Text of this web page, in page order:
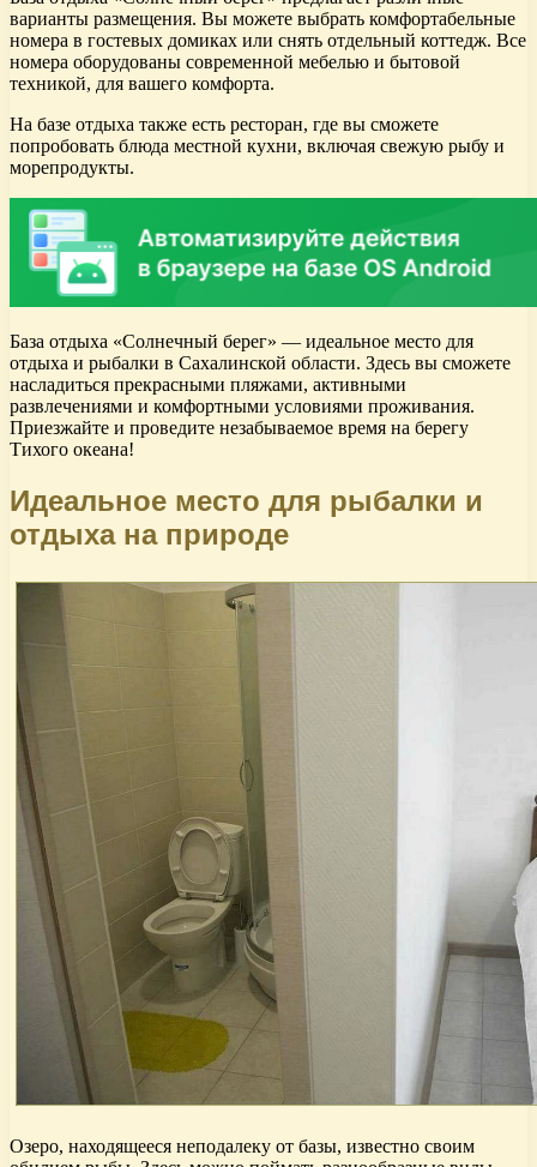
варианты размещения. Вы можете выбрать комфортабельные
номера в гостевых домиках или снять отдельный коттедж. Все
номера оборудованы современной мебелью и бытовой
техникой, для вашего комфорта.
На базе отдыха также есть ресторан, где вы сможете
попробовать блюда местной кухни, включая свежую рыбу и
морепродукты.
База отдыха «Солнечный берег» — идеальное место для
отдыха и рыбалки в Сахалинской области. Здесь вы сможете
насладиться прекрасными пляжами, активными
развлечениями и комфортными условиями проживания.
Приезжайте и проведите незабываемое время на берегу
Тихого океана!
Идеальное место для рыбалки и
отдыха на природе
Озеро, находящееся неподалеку от базы, известно своим